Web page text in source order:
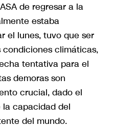
de regresar a la
estaba
el lunes, tuvo que ser
condiciones climáticas,
tentativa para el
demoras son
crucial, dado el
capacidad del
del mundo.